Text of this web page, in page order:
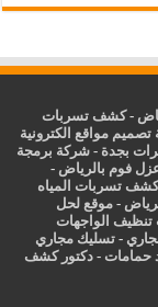
-كشف تسربات
مواقع الكترونية
بجدة -شركة برمجة
فوم بالرياض -
كشف تسربات المياه
- موقع لحل
الواجهات
-تسليك مجاري
حمامات -دكتور كشف